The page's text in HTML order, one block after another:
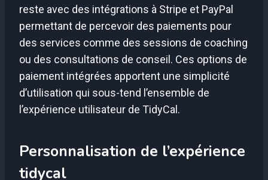
reste avec des intégrations à Stripe et PayPal
permettant de percevoir des paiements pour
des services comme des sessions de coaching
ou des consultations de conseil. Ces options de
paiement intégrées apportent une simplicité
d’utilisation qui sous-tend l’ensemble de
l’expérience utilisateur de TidyCal.
Personnalisation de l’expérience
tidycal